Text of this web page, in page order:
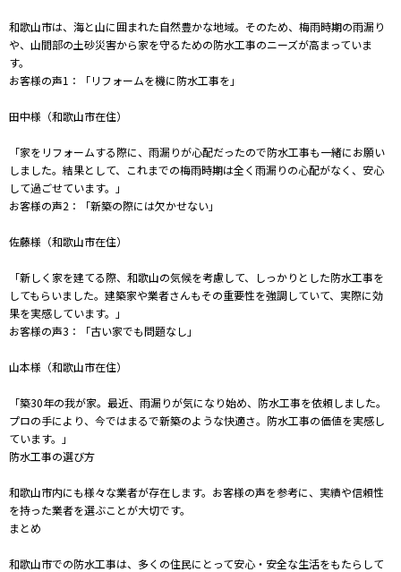
和歌山市は、海と山に囲まれた自然豊かな地域。そのため、梅雨時期の雨漏り
や、山間部の土砂災害から家を守るための防水工事のニーズが高まっていま
す。
お客様の声1：「リフォームを機に防水工事を」
田中様（和歌山市在住）
「家をリフォームする際に、雨漏りが心配だったので防水工事も一緒にお願い
しました。結果として、これまでの梅雨時期は全く雨漏りの心配がなく、安心
して過ごせています。」
お客様の声2：「新築の際には欠かせない」
佐藤様（和歌山市在住）
「新しく家を建てる際、和歌山の気候を考慮して、しっかりとした防水工事を
してもらいました。建築家や業者さんもその重要性を強調していて、実際に効
果を実感しています。」
お客様の声3：「古い家でも問題なし」
山本様（和歌山市在住）
「築30年の我が家。最近、雨漏りが気になり始め、防水工事を依頼しました。
プロの手により、今ではまるで新築のような快適さ。防水工事の価値を実感し
ています。」
防水工事の選び方
和歌山市内にも様々な業者が存在します。お客様の声を参考に、実績や信頼性
を持った業者を選ぶことが大切です。
まとめ
和歌山市での防水工事は、多くの住民にとって安心・安全な生活をもたらして